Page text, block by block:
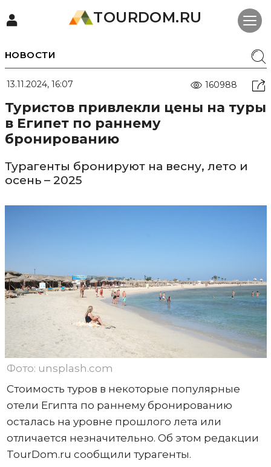
TOURDOM.RU
НОВОСТИ
13.11.2024, 16:07 160988
Туристов привлекли цены на туры
в Египет по раннему
бронированию
Турагенты бронируют на весну, лето и
осень – 2025
Фото: unsplash.com
Стоимость туров в некоторые популярные
отели Египта по раннему бронированию
осталась на уровне прошлого лета или
отличается незначительно. Об этом редакции
TourDom.ru сообщили турагенты.